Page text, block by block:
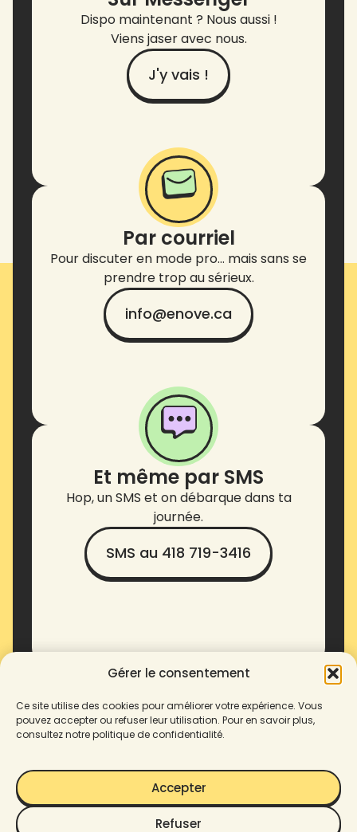
Gérer le consentement
Ce site utilise des cookies pour améliorer votre expérience. Vous
pouvez accepter ou refuser leur utilisation. Pour en savoir plus,
consultez notre politique de confidentialité.
Accepter
Refuser
Dispo maintenant ? Nous aussi !
Viens jaser avec nous.
J'y vais !
Par courriel
Pour discuter en mode pro… mais sans se
prendre trop au sérieux.
info@enove.ca
Et même par SMS
Hop, un SMS et on débarque dans ta
journée.
SMS au 418 719-3416